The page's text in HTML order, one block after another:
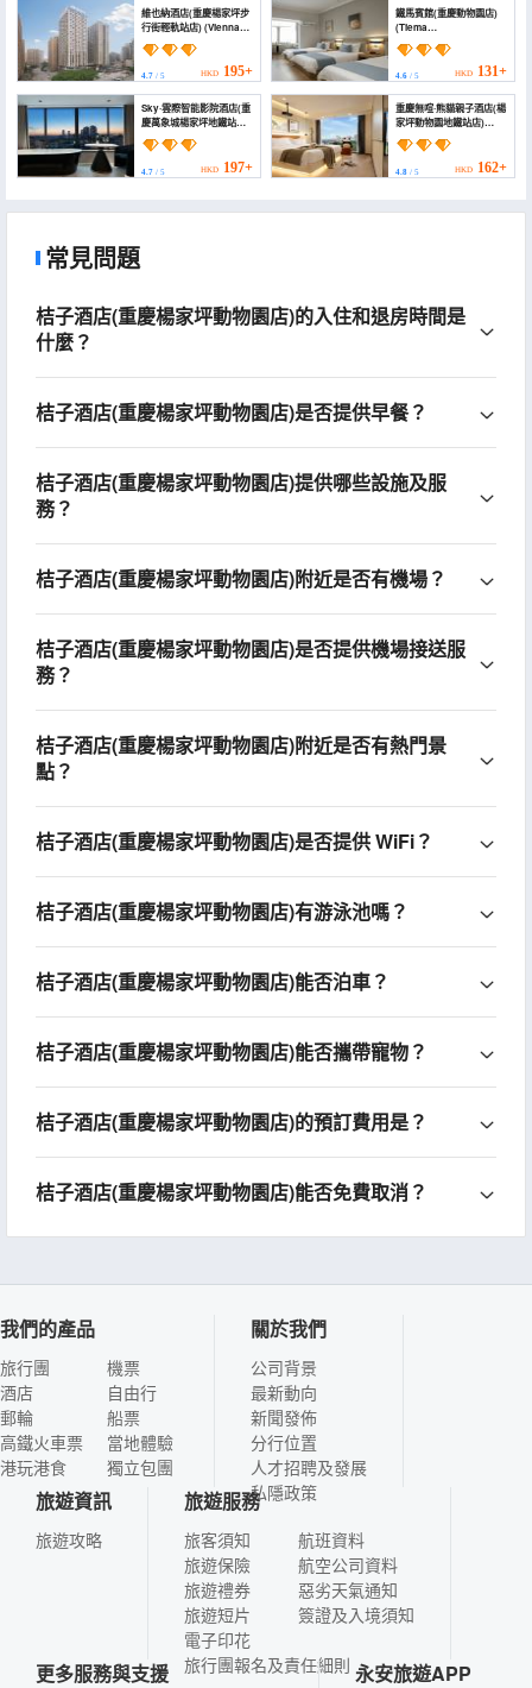
維也納酒店(重慶楊家坪步
行街輕軌站店) (Vienna
Hotel (Chongqing
Yangjiaping Pedestrian
Street Light Rail
Station))
4.7 / 5 HKD 195+
鐵馬賓館(重慶動物園店)
(Tiema
Hotel（Chongqing
Yangjiaping Zoo
Branch）)
4.6/ 5 HKD 131+
Sky·雲際智能影院酒店(重
慶萬象城楊家坪地鐵站店)
(Sky Cloud Smart
Cinema Hotel
(Chongqing Wanda
Plaza Branch))
4.7 / 5 HKD 197+
重慶無喧·熊貓親子酒店(楊
家坪動物園地鐵站店)
(Wuxiao Hotel
(Chongqing Zoo
Subway Station
Branch))
4.8/ 5 HKD 162+
常見問題
桔子酒店(重慶楊家坪動物園店)的入住和退房時間是
什麼？
桔子酒店(重慶楊家坪動物園店)是否提供早餐？
桔子酒店(重慶楊家坪動物園店)提供哪些設施及服
務？
桔子酒店(重慶楊家坪動物園店)附近是否有機場？
桔子酒店(重慶楊家坪動物園店)是否提供機場接送服
務？
桔子酒店(重慶楊家坪動物園店)附近是否有熱門景
點？
桔子酒店(重慶楊家坪動物園店)是否提供 WiFi？
桔子酒店(重慶楊家坪動物園店)有游泳池嗎？
桔子酒店(重慶楊家坪動物園店)能否泊車？
桔子酒店(重慶楊家坪動物園店)能否攜帶寵物？
桔子酒店(重慶楊家坪動物園店)的預訂費用是？
桔子酒店(重慶楊家坪動物園店)能否免費取消？
我們的產品
旅行團
酒店
郵輪
高鐵火車票
港玩港食
機票
自由行
船票
當地體驗
獨立包團
關於我們
公司背景
最新動向
新聞發佈
分行位置
人才招聘及發展
私隱政策
旅遊資訊
旅遊攻略
旅遊服務
旅客須知
旅遊保險
旅遊禮券
旅遊短片
電子印花
航班資料
航空公司資料
惡劣天氣通知
簽證及入境須知
旅行團報名及責任細則
更多服務與支援 永安旅遊APP